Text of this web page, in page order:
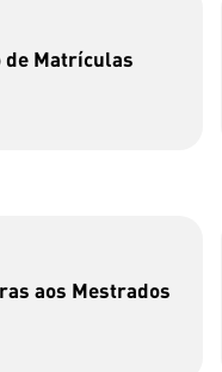
de Matrículas
aos Mestrados